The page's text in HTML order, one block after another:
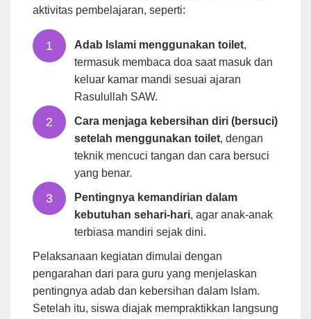
aktivitas pembelajaran, seperti:
Adab Islami menggunakan toilet,
termasuk membaca doa saat masuk dan
keluar kamar mandi sesuai ajaran
Rasulullah SAW.
Cara menjaga kebersihan diri (bersuci)
setelah menggunakan toilet, dengan
teknik mencuci tangan dan cara bersuci
yang benar.
Pentingnya kemandirian dalam
kebutuhan sehari-hari, agar anak-anak
terbiasa mandiri sejak dini.
Pelaksanaan kegiatan dimulai dengan
pengarahan dari para guru yang menjelaskan
pentingnya adab dan kebersihan dalam Islam.
Setelah itu, siswa diajak mempraktikkan langsung